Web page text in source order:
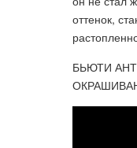
оттенок,
БЬЮТИ